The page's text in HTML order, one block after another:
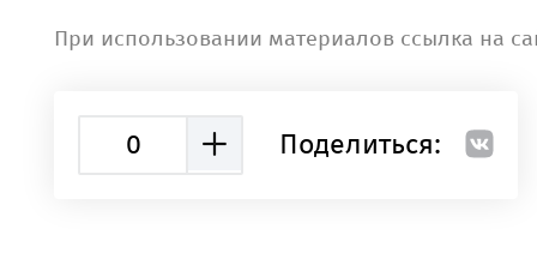
При использовании материалов ссылка на
0 Поделиться: